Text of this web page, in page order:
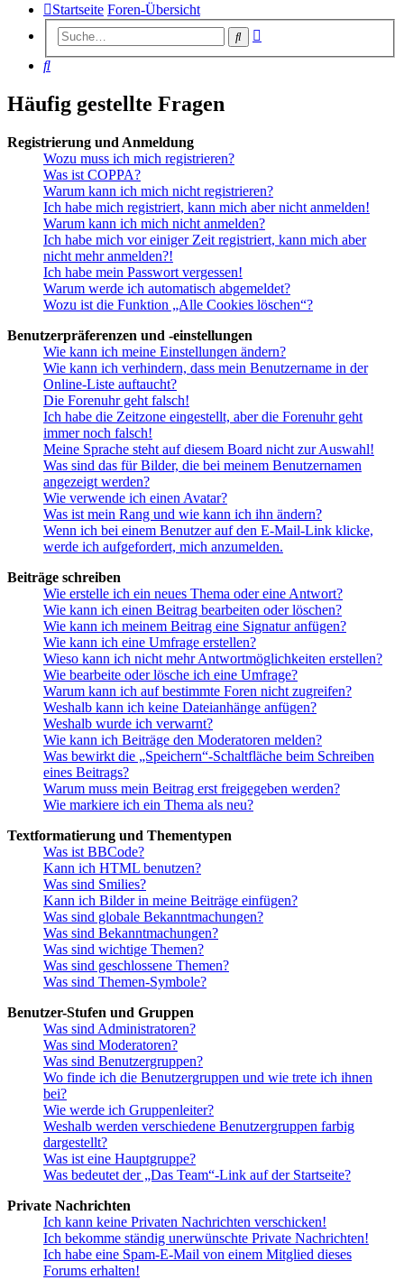
Startseite Foren-Übersicht
Suche
Suche
Häufig gestellte Fragen
Registrierung und Anmeldung
Wozu muss ich mich registrieren?
Was ist COPPA?
Warum kann ich mich nicht registrieren?
Ich habe mich registriert, kann mich aber nicht anmelden!
Warum kann ich mich nicht anmelden?
Ich habe mich vor einiger Zeit registriert, kann mich aber
nicht mehr anmelden?!
Ich habe mein Passwort vergessen!
Warum werde ich automatisch abgemeldet?
Wozu ist die Funktion „Alle Cookies löschen“?
Benutzerpräferenzen und -einstellungen
Wie kann ich meine Einstellungen ändern?
Wie kann ich verhindern, dass mein Benutzername in der
Online-Liste auftaucht?
Die Forenuhr geht falsch!
Ich habe die Zeitzone eingestellt, aber die Forenuhr geht
immer noch falsch!
Meine Sprache steht auf diesem Board nicht zur Auswahl!
Was sind das für Bilder, die bei meinem Benutzernamen
angezeigt werden?
Wie verwende ich einen Avatar?
Was ist mein Rang und wie kann ich ihn ändern?
Wenn ich bei einem Benutzer auf den E-Mail-Link klicke,
werde ich aufgefordert, mich anzumelden.
Beiträge schreiben
Wie erstelle ich ein neues Thema oder eine Antwort?
Wie kann ich einen Beitrag bearbeiten oder löschen?
Wie kann ich meinem Beitrag eine Signatur anfügen?
Wie kann ich eine Umfrage erstellen?
Wieso kann ich nicht mehr Antwortmöglichkeiten erstellen?
Wie bearbeite oder lösche ich eine Umfrage?
Warum kann ich auf bestimmte Foren nicht zugreifen?
Weshalb kann ich keine Dateianhänge anfügen?
Weshalb wurde ich verwarnt?
Wie kann ich Beiträge den Moderatoren melden?
Was bewirkt die „Speichern“-Schaltfläche beim Schreiben
eines Beitrags?
Warum muss mein Beitrag erst freigegeben werden?
Wie markiere ich ein Thema als neu?
Textformatierung und Thementypen
Was ist BBCode?
Kann ich HTML benutzen?
Was sind Smilies?
Kann ich Bilder in meine Beiträge einfügen?
Was sind globale Bekanntmachungen?
Was sind Bekanntmachungen?
Was sind wichtige Themen?
Was sind geschlossene Themen?
Was sind Themen-Symbole?
Benutzer-Stufen und Gruppen
Was sind Administratoren?
Was sind Moderatoren?
Was sind Benutzergruppen?
Wo finde ich die Benutzergruppen und wie trete ich ihnen
bei?
Wie werde ich Gruppenleiter?
Weshalb werden verschiedene Benutzergruppen farbig
dargestellt?
Was ist eine Hauptgruppe?
Was bedeutet der „Das Team“-Link auf der Startseite?
Private Nachrichten
Ich kann keine Privaten Nachrichten verschicken!
Ich bekomme ständig unerwünschte Private Nachrichten!
Ich habe eine Spam-E-Mail von einem Mitglied dieses
Forums erhalten!